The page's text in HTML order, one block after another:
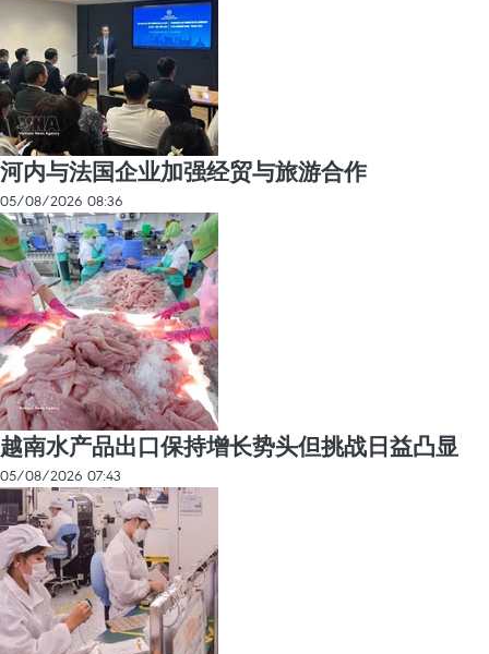
河内与法国企业加强经贸与旅游合作
05/08/2026 08:36
越南水产品出口保持增长势头但挑战日益凸显
05/08/2026 07:43